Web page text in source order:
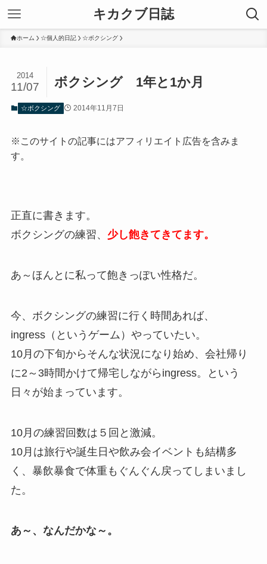
キカクブ日誌
ホーム ☆個人的日記 ☆ボクシング
ボクシング 1年と1か月
2014
11/07
☆ボクシング 2014年11月7日
※このサイトの記事にはアフィリエイト広告を含みま
す。
正直に書きます。
ボクシングの練習、 少し飽きてきてます。
あ～ほんとに私って飽きっぽい性格だ。
今、ボクシングの練習に行く時間あれば、
ingress（というゲーム）やっていたい。
10月の下旬からそんな状況になり始め、会社帰り
に2～3時間かけて帰宅しながらingress。という
日々が始まっています。
10月の練習回数は５回と激減。
10月は旅行や誕生日や飲み会イベントも結構多
く、暴飲暴食で体重もぐんぐん戻ってしまいまし
た。
あ～、なんだかな～。